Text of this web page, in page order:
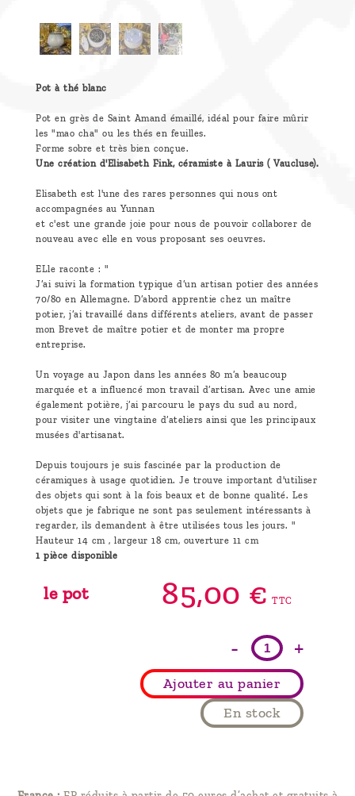
Pot à thé blanc
Pot en grès de Saint Amand émaillé, idéal pour faire mûrir
les "mao cha" ou les thés en feuilles.
Forme sobre et très bien conçue.
Une création d'Elisabeth Fink, céramiste à Lauris ( Vaucluse).
Elisabeth est l'une des rares personnes qui nous ont
accompagnées au Yunnan
et c'est une grande joie pour nous de pouvoir collaborer de
nouveau avec elle en vous proposant ses oeuvres.
ELle raconte : "
J’ai suivi la formation typique d’un artisan potier des années
70/80 en Allemagne. D’abord apprentie chez un maître
potier, j’ai travaillé dans différents ateliers, avant de passer
mon Brevet de maître potier et de monter ma propre
entreprise.
Un voyage au Japon dans les années 80 m’a beaucoup
marquée et a influencé mon travail d’artisan. Avec une amie
également potière, j’ai parcouru le pays du sud au nord,
pour visiter une vingtaine d’ateliers ainsi que les principaux
musées d'artisanat.
Depuis toujours je suis fascinée par la production de
céramiques à usage quotidien. Je trouve important d'utiliser
des objets qui sont à la fois beaux et de bonne qualité. Les
objets que je fabrique ne sont pas seulement intéressants à
regarder, ils demandent à être utilisées tous les jours. "
Hauteur 14 cm , largeur 18 cm, ouverture 11 cm
1 pièce disponible
le pot 85,00 € TTC
- +
Ajouter au panier
En stock